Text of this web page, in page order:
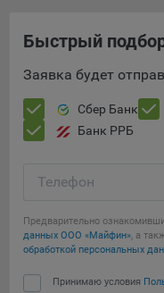
имеющимся у него
файлов сookie, на
info@myfin.by
Аналитические
Отключение
числе наиболее и
Статистические куки
Быстрый
Заявка будет
Сбер Банк
Банк РРБ
Телефон
Предварительно
данных ООО «Майфин», а
обработкой персональных
Принимаю условия